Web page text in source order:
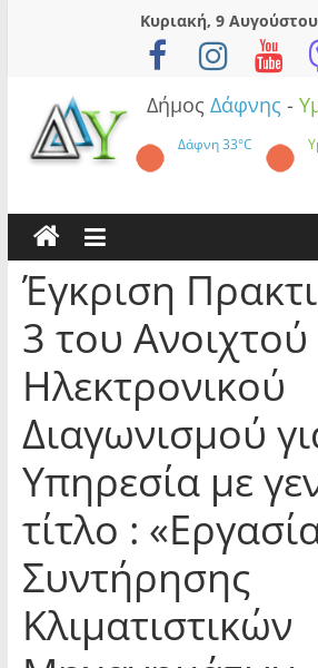
Κυριακή, 9
Δήμος Δάφνης -
Δάφνη33°C
Έγκριση
3 του Ανοιχτού
Ηλεκτρονικού
Διαγωνισμού
Υπηρεσία με
τίτλο :
Συντήρησης
Κλιματιστικών